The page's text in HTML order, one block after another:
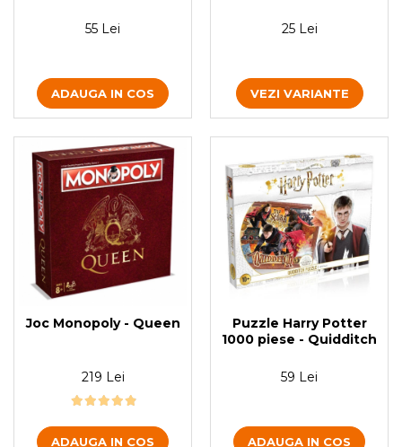
55 Lei
ADAUGA IN COS
25 Lei
VEZI VARIANTE
Joc Monopoly - Queen
219 Lei
ADAUGA IN COS
Puzzle Harry Potter
1000 piese - Quidditch
59 Lei
ADAUGA IN COS